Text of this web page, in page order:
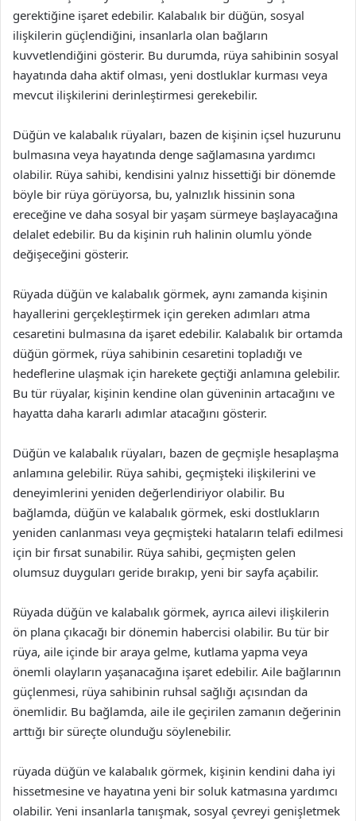
gerektiğine işaret edebilir. Kalabalık bir düğün, sosyal
ilişkilerin güçlendiğini, insanlarla olan bağların
kuvvetlendiğini gösterir. Bu durumda, rüya sahibinin sosyal
hayatında daha aktif olması, yeni dostluklar kurması veya
mevcut ilişkilerini derinleştirmesi gerekebilir.
Düğün ve kalabalık rüyaları, bazen de kişinin içsel huzurunu
bulmasına veya hayatında denge sağlamasına yardımcı
olabilir. Rüya sahibi, kendisini yalnız hissettiği bir dönemde
böyle bir rüya görüyorsa, bu, yalnızlık hissinin sona
ereceğine ve daha sosyal bir yaşam sürmeye başlayacağına
delalet edebilir. Bu da kişinin ruh halinin olumlu yönde
değişeceğini gösterir.
Rüyada düğün ve kalabalık görmek, aynı zamanda kişinin
hayallerini gerçekleştirmek için gereken adımları atma
cesaretini bulmasına da işaret edebilir. Kalabalık bir ortamda
düğün görmek, rüya sahibinin cesaretini topladığı ve
hedeflerine ulaşmak için harekete geçtiği anlamına gelebilir.
Bu tür rüyalar, kişinin kendine olan güveninin artacağını ve
hayatta daha kararlı adımlar atacağını gösterir.
Düğün ve kalabalık rüyaları, bazen de geçmişle hesaplaşma
anlamına gelebilir. Rüya sahibi, geçmişteki ilişkilerini ve
deneyimlerini yeniden değerlendiriyor olabilir. Bu
bağlamda, düğün ve kalabalık görmek, eski dostlukların
yeniden canlanması veya geçmişteki hataların telafi edilmesi
için bir fırsat sunabilir. Rüya sahibi, geçmişten gelen
olumsuz duyguları geride bırakıp, yeni bir sayfa açabilir.
Rüyada düğün ve kalabalık görmek, ayrıca ailevi ilişkilerin
ön plana çıkacağı bir dönemin habercisi olabilir. Bu tür bir
rüya, aile içinde bir araya gelme, kutlama yapma veya
önemli olayların yaşanacağına işaret edebilir. Aile bağlarının
güçlenmesi, rüya sahibinin ruhsal sağlığı açısından da
önemlidir. Bu bağlamda, aile ile geçirilen zamanın değerinin
arttığı bir süreçte olunduğu söylenebilir.
rüyada düğün ve kalabalık görmek, kişinin kendini daha iyi
hissetmesine ve hayatına yeni bir soluk katmasına yardımcı
olabilir. Yeni insanlarla tanışmak, sosyal çevreyi genişletmek